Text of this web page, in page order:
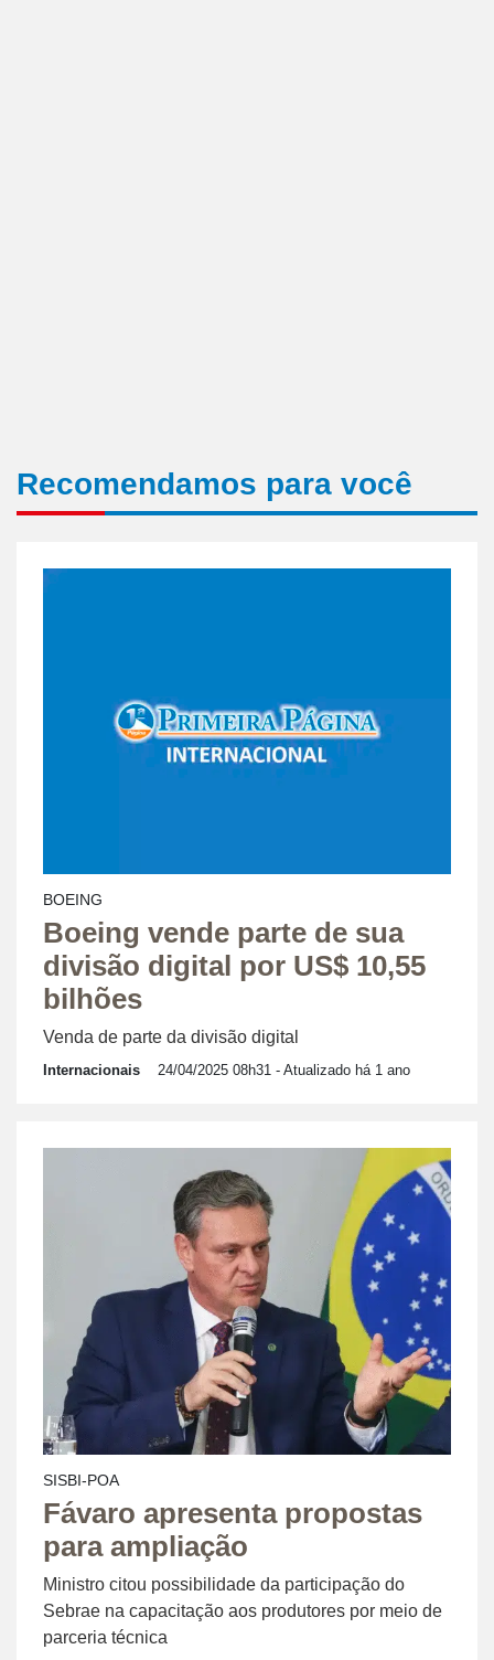
Recomendamos para você
BOEING
Boeing vende parte de sua
divisão digital por US$ 10,55
bilhões
Venda de parte da divisão digital
Internacionais 24/04/2025 08h31 - Atualizado há 1 ano
SISBI-POA
Fávaro apresenta propostas
para ampliação
Ministro citou possibilidade da participação do
Sebrae na capacitação aos produtores por meio de
parceria técnica